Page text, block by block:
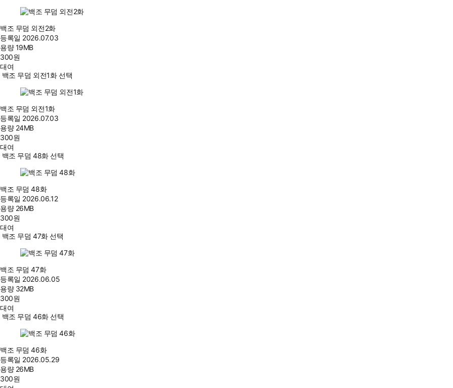
백조 무덤 외전2화
등록일 2026.07.03
용량19MB
300원
대여
백조 무덤 외전1화 선택
백조 무덤 외전1화
등록일 2026.07.03
용량 24MB
300원
대여
백조 무덤 48화 선택
백조 무덤 48화
등록일 2026.06.12
용량 26MB
300원
대여
백조 무덤 47화 선택
백조 무덤 47화
등록일 2026.06.05
용량 32MB
300원
대여
백조 무덤 46화 선택
백조 무덤 46화
등록일 2026.05.29
용량 26MB
300원